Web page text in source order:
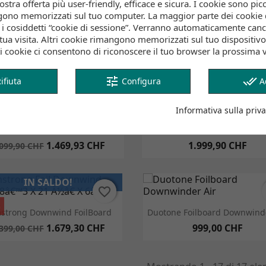
Anteprima
Foilboard Downwinder Slim
SLS - Pink/sand
1.949,90 CHF
Anteprima
Duotone Foilboard Skybrid D/
5'7" (70L) - Light-Grey/
2.699,90 CHF
CHF 1.469,93 CHF
favorite_border
favorite_border
Anteprima
Duotone Foil Foilboard
1.999,90 CHF
Anteprima
Downwind FoilBoard
CHF 1.679,30 CHF
IN SALDO!
favorite_border
favorite_border
Anteprima
Duotone Foilboard
999,00 CHF
offerta più user-friendly, efficace e sicura. I cookie sono
memorizzati sul tuo computer. La maggior parte dei cookie
cosiddetti “cookie di sessione”. Verranno automaticamente
visita. Altri cookie rimangono memorizzati sul tuo
cookie ci consentono di riconoscere il tuo browser la prossima
tune Configura done_all
Informativa sulla